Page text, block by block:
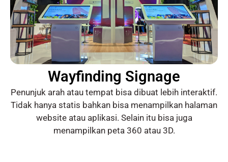
Wayfinding Signage
Penunjuk arah atau tempat bisa dibuat lebih interaktif.
Tidak hanya statis bahkan bisa menampilkan halaman
website atau aplikasi. Selain itu bisa juga
menampilkan peta 360 atau 3D.